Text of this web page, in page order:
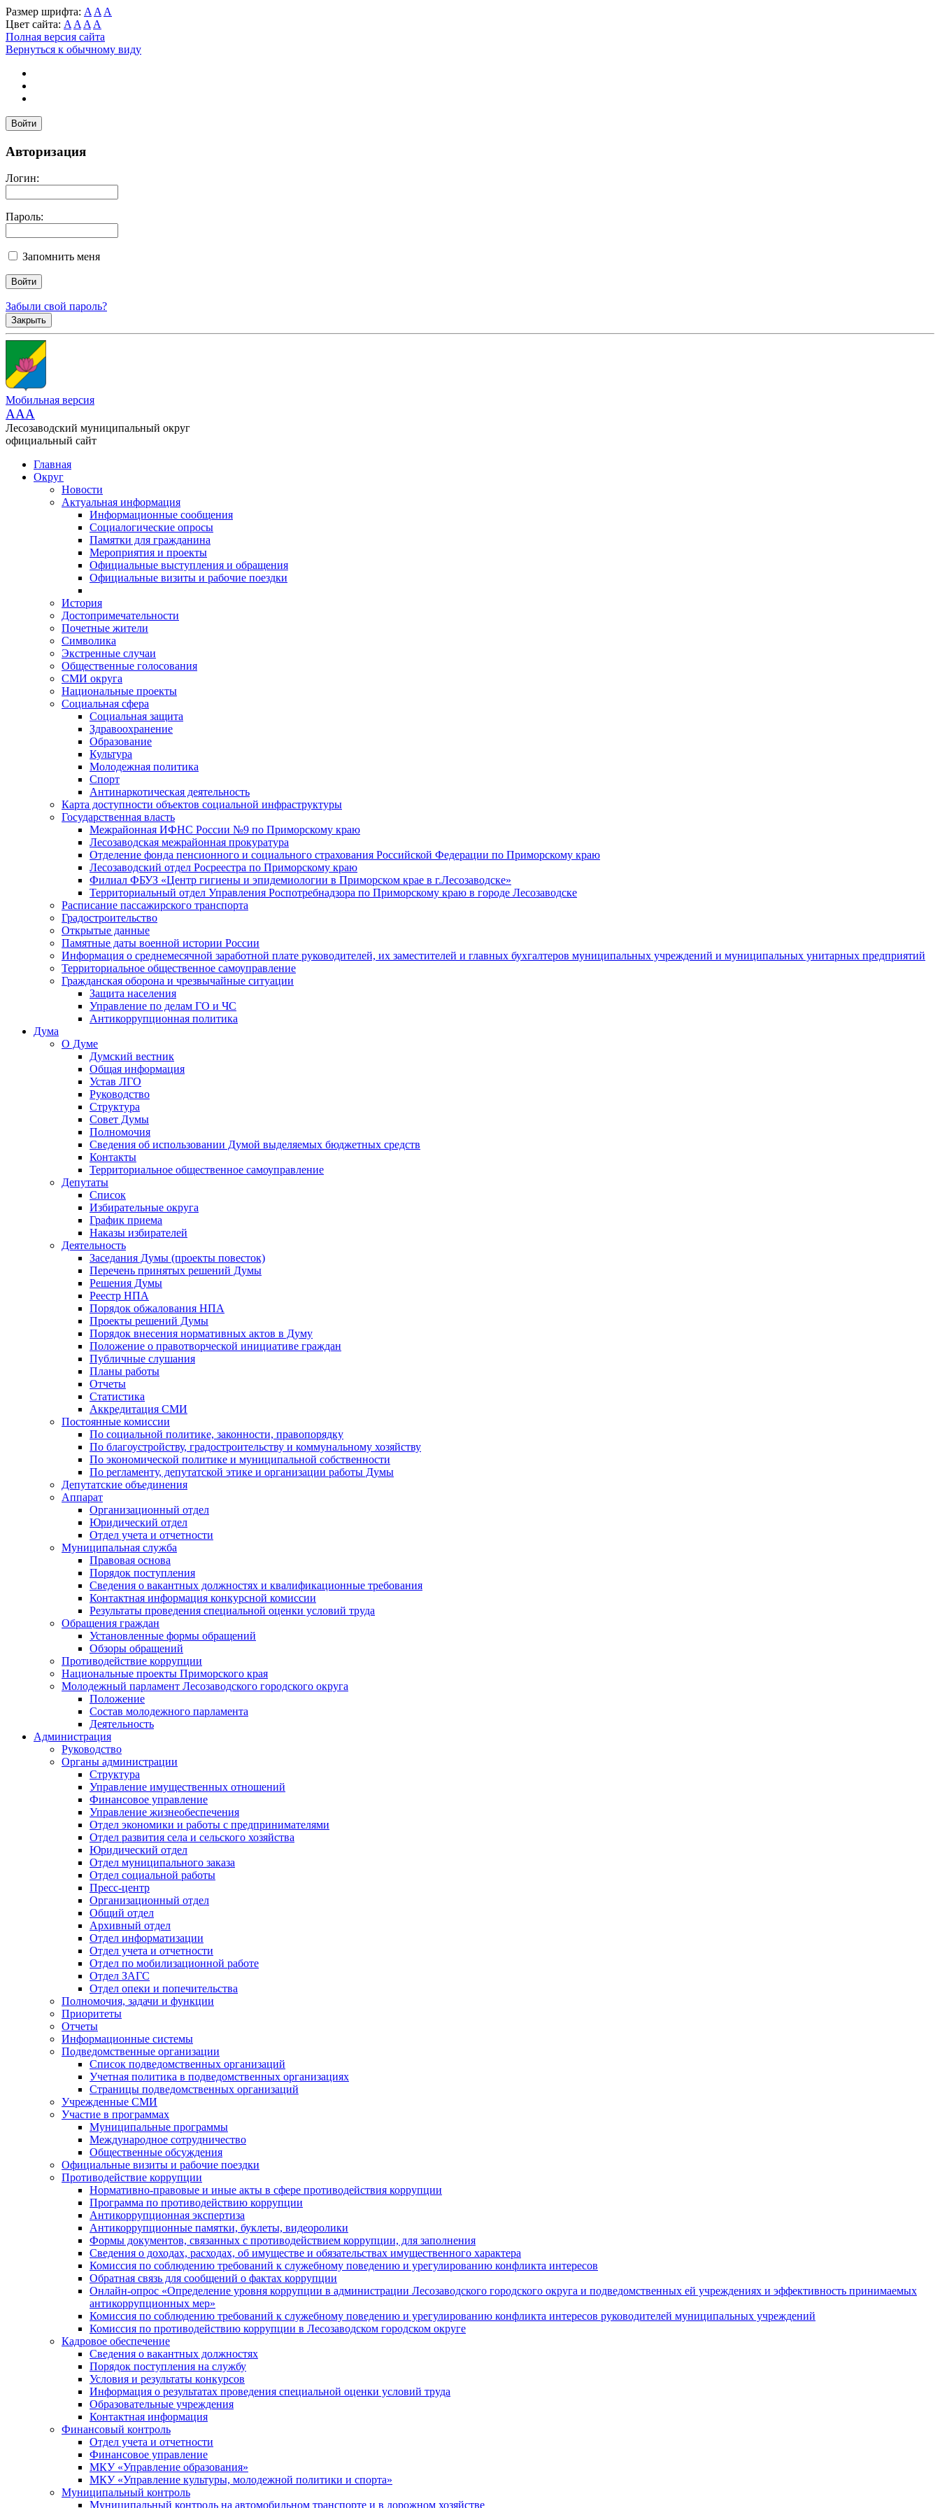
Размер шрифта: A A A
Цвет сайта: A A A A
Полная версия сайта
Вернуться к обычному виду
Войти
Авторизация
Логин:
Пароль:
Запомнить меня
Забыли свой пароль?
Закрыть
Мобильная версия
AAA
Лесозаводский муниципальный округ
официальный сайт
Главная
Округ
Новости
Актуальная информация
Информационные сообщения
Социалогические опросы
Памятки для гражданина
Мероприятия и проекты
Официальные выступления и обращения
Официальные визиты и рабочие поездки
История
Достопримечательности
Почетные жители
Символика
Экстренные случаи
Общественные голосования
СМИ округа
Национальные проекты
Социальная сфера
Социальная защита
Здравоохранение
Образование
Культура
Молодежная политика
Спорт
Антинаркотическая деятельность
Карта доступности объектов социальной инфраструктуры
Государственная власть
Межрайонная ИФНС России №9 по Приморскому краю
Лесозаводская межрайонная прокуратура
Отделение фонда пенсионного и социального страхования Российской Федерации по Приморскому краю
Лесозаводский отдел Росреестра по Приморскому краю
Филиал ФБУЗ «Центр гигиены и эпидемиологии в Приморском крае в г.Лесозаводске»
Территориальный отдел Управления Роспотребнадзора по Приморскому краю в городе Лесозаводске
Расписание пассажирского транспорта
Градостроительство
Открытые данные
Памятные даты военной истории России
Информация о среднемесячной заработной плате руководителей, их заместителей и главных бухгалтеров муниципальных учреждений и муниципальных унитарных предприятий
Территориальное общественное самоуправление
Гражданская оборона и чрезвычайные ситуации
Защита населения
Управление по делам ГО и ЧС
Антикоррупционная политика
Дума
О Думе
Думский вестник
Общая информация
Устав ЛГО
Руководство
Структура
Совет Думы
Полномочия
Сведения об использовании Думой выделяемых бюджетных средств
Контакты
Территориальное общественное самоуправление
Депутаты
Список
Избирательные округа
График приема
Наказы избирателей
Деятельность
Заседания Думы (проекты повесток)
Перечень принятых решений Думы
Решения Думы
Реестр НПА
Порядок обжалования НПА
Проекты решений Думы
Порядок внесения нормативных актов в Думу
Положение о правотворческой инициативе граждан
Публичные слушания
Планы работы
Отчеты
Статистика
Аккредитация СМИ
Постоянные комиссии
По социальной политике, законности, правопорядку
По благоустройству, градостроительству и коммунальному хозяйству
По экономической политике и муниципальной собственности
По регламенту, депутатской этике и организации работы Думы
Депутатские объединения
Аппарат
Организационный отдел
Юридический отдел
Отдел учета и отчетности
Муниципальная служба
Правовая основа
Порядок поступления
Сведения о вакантных должностях и квалификационные требования
Контактная информация конкурсной комиссии
Результаты проведения специальной оценки условий труда
Обращения граждан
Установленные формы обращений
Обзоры обращений
Противодействие коррупции
Национальные проекты Приморского края
Молодежный парламент Лесозаводского городского округа
Положение
Состав молодежного парламента
Деятельность
Администрация
Руководство
Органы администрации
Структура
Управление имущественных отношений
Финансовое управление
Управление жизнеобеспечения
Отдел экономики и работы с предпринимателями
Отдел развития села и сельского хозяйства
Юридический отдел
Отдел муниципального заказа
Отдел социальной работы
Пресс-центр
Организационный отдел
Общий отдел
Архивный отдел
Отдел информатизации
Отдел учета и отчетности
Отдел по мобилизационной работе
Отдел ЗАГС
Отдел опеки и попечительства
Полномочия, задачи и функции
Приоритеты
Отчеты
Информационные системы
Подведомственные организации
Список подведомственных организаций
Учетная политика в подведомственных организациях
Страницы подведомственных организаций
Учрежденные СМИ
Участие в программах
Муниципальные программы
Международное сотрудничество
Общественные обсуждения
Официальные визиты и рабочие поездки
Противодействие коррупции
Нормативно-правовые и иные акты в сфере противодействия коррупции
Программа по противодействию коррупции
Антикоррупционная экспертиза
Антикоррупционные памятки, буклеты, видеоролики
Формы документов, связанных с противодействием коррупции, для заполнения
Сведения о доходах, расходах, об имуществе и обязательствах имущественного характера
Комиссия по соблюдению требований к служебному поведению и урегулированию конфликта интересов
Обратная связь для сообщений о фактах коррупции
Онлайн-опрос «Определение уровня коррупции в администрации Лесозаводского городского округа и подведомственных ей учреждениях и эффективность принимаемых
антикоррупционных мер»
Комиссия по соблюдению требований к служебному поведению и урегулированию конфликта интересов руководителей муниципальных учреждений
Комиссия по противодействию коррупции в Лесозаводском городском округе
Кадровое обеспечение
Сведения о вакантных должностях
Порядок поступления на службу
Условия и результаты конкурсов
Информация о результатах проведения специальной оценки условий труда
Образовательные учреждения
Контактная информация
Финансовый контроль
Отдел учета и отчетности
Финансовое управление
МКУ «Управление образования»
МКУ «Управление культуры, молодежной политики и спорта»
Муниципальный контроль
Муниципальный контроль на автомобильном транспорте и в дорожном хозяйстве